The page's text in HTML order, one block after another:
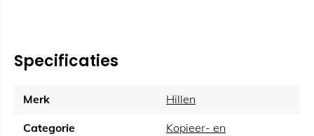
Specificaties
Merk Hillen
Categorie
Kopieer- en